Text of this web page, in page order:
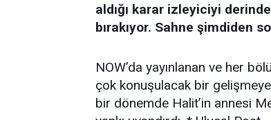
aldığı karar izleyiciyi
bırakıyor. Sahne şimdiden
NOW’da yayınlanan ve her
çok konuşulacak bir gelişmeye
bir dönemde Halit’in annesi